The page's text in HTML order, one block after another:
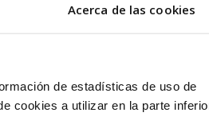
Acerca de las cookies
de estadísticas de uso de
cookies a utilizar en la parte